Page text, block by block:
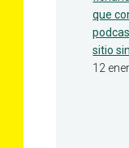
que
sitio
12